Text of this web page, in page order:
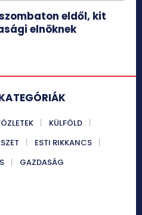
eldől, kit
elnöknek
KÜLFÖLD
ESTI RIKKANCS
GAZDASÁG